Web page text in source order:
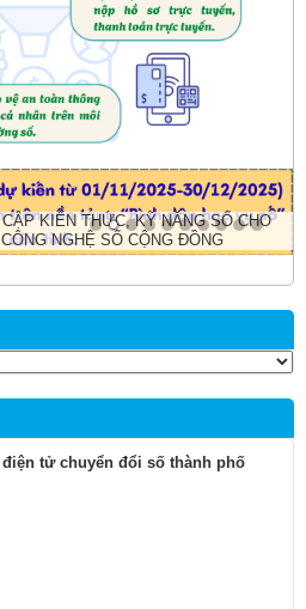
KIẾN THỨC, KỸ NĂNG SỐ CHO
NGHỆ SỐ CỘNG ĐỒNG
tử chuyển đổi số thành phố